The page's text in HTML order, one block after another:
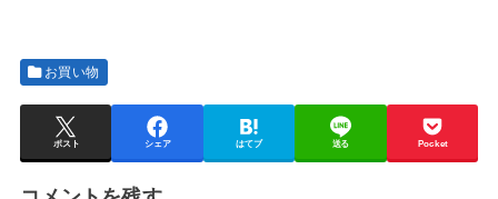
お買い物
ポスト シェア はてブ 送る Pocket